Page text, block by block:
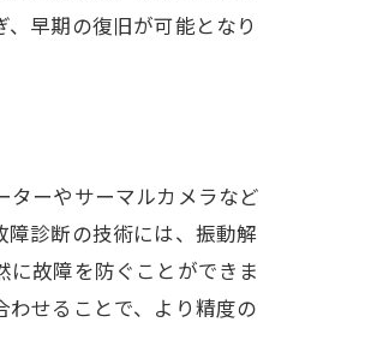
早期の復旧が可能となり
ターやサーマルカメラなど
診断の技術には、振動解
故障を防ぐことができま
せることで、より精度の